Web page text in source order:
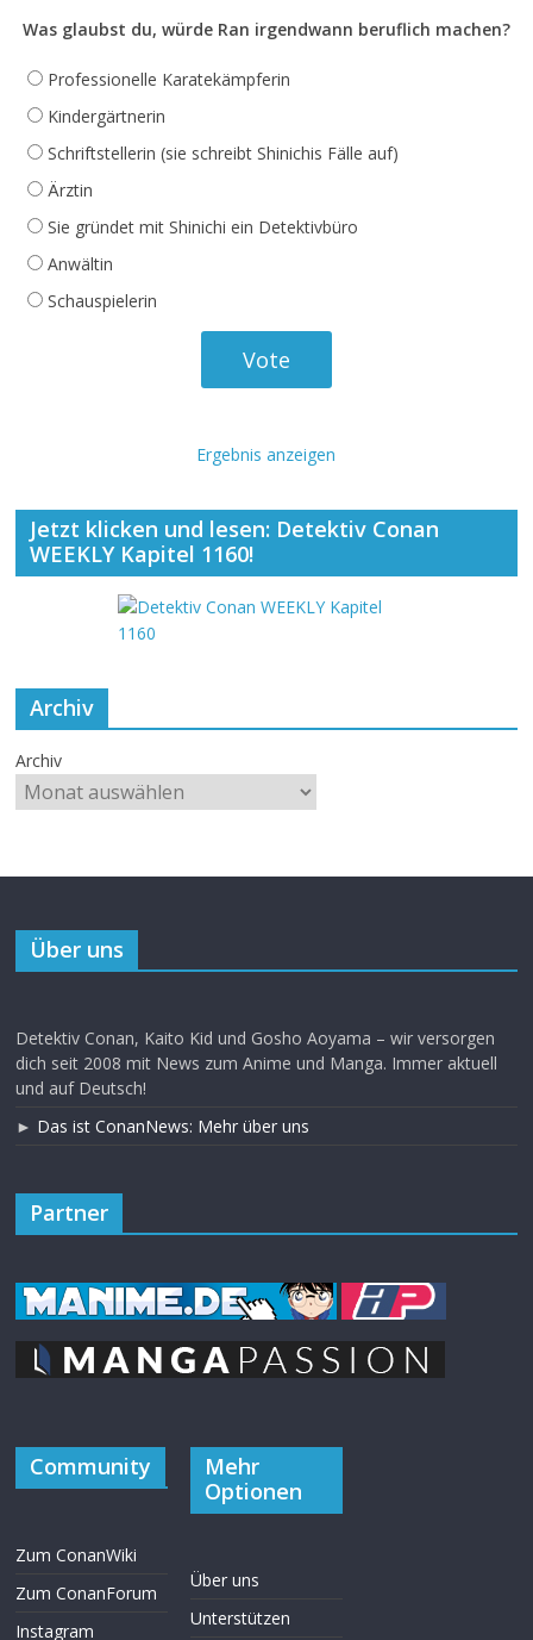
Was glaubst du, würde Ran irgendwann beruflich machen?
Professionelle Karatekämpferin
Kindergärtnerin
Schriftstellerin (sie schreibt Shinichis Fälle auf)
Ärztin
Sie gründet mit Shinichi ein Detektivbüro
Anwältin
Schauspielerin
Ergebnis anzeigen
Jetzt klicken und lesen: Detektiv Conan
WEEKLY Kapitel 1160!
Archiv
Archiv
Über uns
Detektiv Conan, Kaito Kid und Gosho Aoyama – wir versorgen
dich seit 2008 mit News zum Anime und Manga. Immer aktuell
und auf Deutsch!
► Das ist ConanNews: Mehr über uns
Partner
Community
Zum ConanWiki
Zum ConanForum
Instagram
Mehr
Optionen
Über uns
Unterstützen